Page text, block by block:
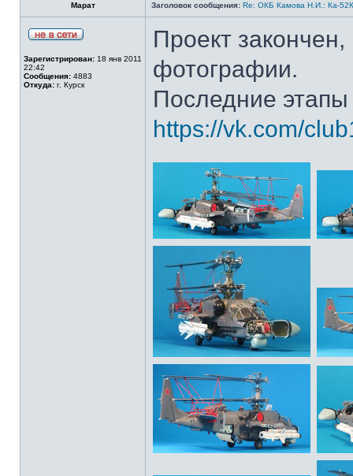
Марат Заголовок сообщения: Re: ОКБ Камова Н.И.: Ка-
Зарегистрирован: 18 янв 2011
22:42
Сообщения: 4883
Откуда: г. Курск
Проект
фотографии.
Последние этапы
https://vk.com/